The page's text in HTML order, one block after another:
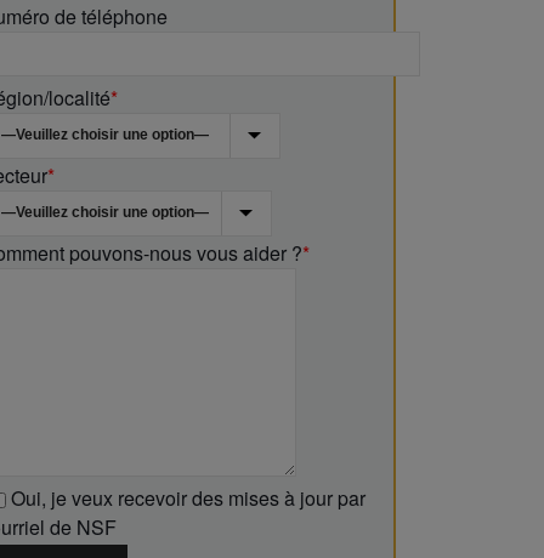
de téléphone
localité*
*
pouvons-nous vous aider ?*
Oui, je veux recevoir des mises à jour par
de NSF